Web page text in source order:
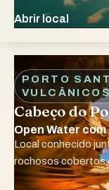
Abrir local
PORTO
Cabeço do
Open Water
Local conhecido
rochosos cobertos